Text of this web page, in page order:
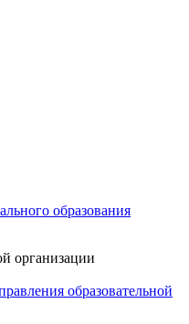
образования
организации
образовательной